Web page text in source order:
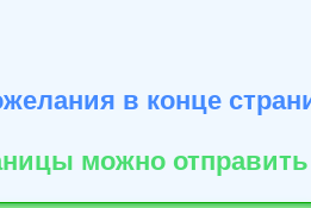
в конце
можно